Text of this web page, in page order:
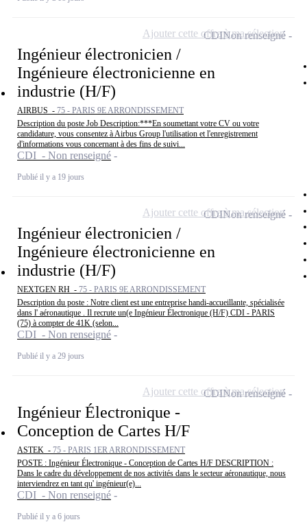
Ingénieur électronicien /
Ingénieure électronicienne en
industrie (H/F)
AIRBUS - 75 - PARIS 9E ARRONDISSEMENT
Description du poste Job Description:***En soumettant votre CV ou votre
candidature, vous consentez à Airbus Group l'utilisation et l'enregistrement
d'informations vous concernant à des fins de suivi...
CDI - Non renseigné
Publié il y a 19 jours
CDINon renseigné
Ajouter cette offre à ma sélection
Ingénieur électronicien /
Ingénieure électronicienne en
industrie (H/F)
NEXTGEN RH - 75 - PARIS 9E ARRONDISSEMENT
Description du poste : Notre client est une entreprise handi-accueillante, spécialisée
dans l' aéronautique . Il recrute un(e Ingénieur Électronique (H/F) CDI - PARIS
(75) à compter de 41K (selon...
CDI - Non renseigné
Publié il y a 29 jours
CDINon renseigné
Ajouter cette offre à ma sélection
Ingénieur Électronique -
Conception de Cartes H/F
ASTEK - 75 - PARIS 1ER ARRONDISSEMENT
POSTE : Ingénieur Électronique - Conception de Cartes H/F DESCRIPTION :
Dans le cadre du développement de nos activités dans le secteur aéronautique, nous
interviendrez en tant qu' ingénieur(e)...
CDI - Non renseigné
Publié il y a 6 jours
CDINon renseigné
Ajouter cette offre à ma sélection